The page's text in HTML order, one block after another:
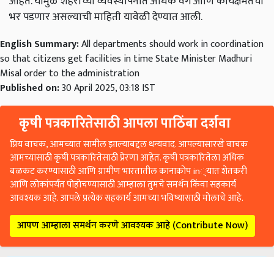
भरपडणारअसल्याचीमाहितीयावेळीदेण्यातआली.
English Summary:All departments should work in coordination
so that citizens get facilities in time State Minister Madhuri
Misal order to the administration
Published on:30 April 2025, 03:18 IST
कृषी पत्रकारितेसाठी आपला पाठिंबा दर्शवा
प्रिय वाचक, आमच्यात सामील झाल्याबद्दल धन्यवाद. आपल्यासारखे वाचक
आमच्यासाठी कृषी पत्रकारितेसाठी प्रेरणा आहेत. कृषी पत्रकारितेला अधिक
बळकट करण्यासाठी आणि ग्रामीण भारतातील कानाकोप in्यात शेतकरी
आणि लोकांपर्यंत पोहोचण्यासाठी आम्हाला तुमचे समर्थन किंवा सहकार्य
आवश्यक आहे. आपले प्रत्येक सहकार्य आमच्या भविष्यासाठी मोलाचे आहे.
आपण आम्हाला समर्थन करणे आवश्यक आहे (Contribute Now)